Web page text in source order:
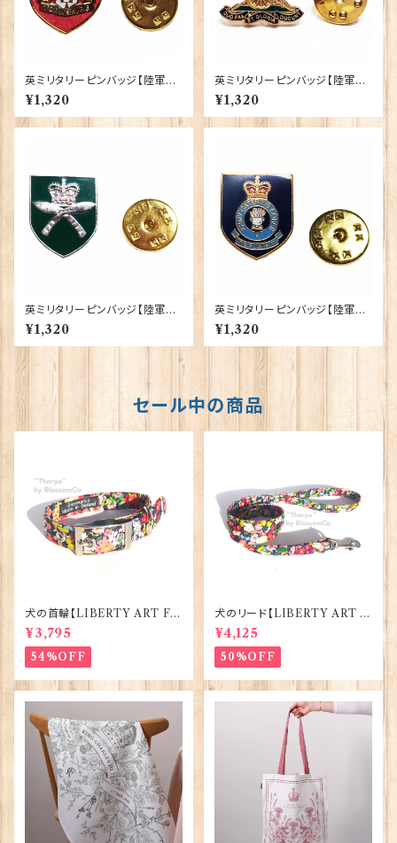
英ミリタリーピンバッジ【陸軍=Y
orkshire Regiment】Traditi
on 90043-M082
¥1,320
英ミリタリーピンバッジ【陸軍=T
he Royal Regiment of Artill
ery】Tradition 90043-M09
5
¥1,320
英ミリタリーピンバッジ【陸軍=R
oyal Gurkha Rifles Regime
¥1,320
英ミリタリーピンバッジ【陸軍=A
rmy Catering Corps】Tradit
ion 90043-M080
¥1,320
セール中の商品
犬の首輪【LIBERTY ART FA
BRIC=Thorpe】BlossomCo
90295
¥3,795
54%OFF
犬のリード【LIBERTY ART F
ABRIC=Thorpe】BlossomC
o 90294
¥4,125
50%OFF